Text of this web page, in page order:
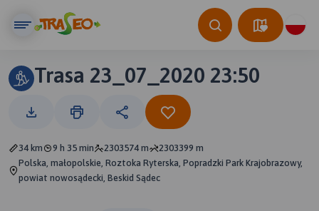
Trasa 23_07_2020 23:50
34 km 9 h 35 min 2303574 m
2303399 m
Polska, małopolskie, Roztoka Ryterska, Popradzki Park Krajobrazowy,
powiat nowosądecki, Beskid Sądec